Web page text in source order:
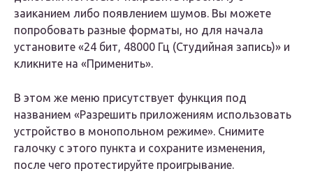
заиканием либо появлением шумов. Вы можете
попробовать разные форматы, но для начала
установите «24 бит, 48000 Гц (Студийная запись)» и
кликните на «Применить».
В этом же меню присутствует функция под
названием «Разрешить приложениям использовать
устройство в монопольном режиме». Снимите
галочку с этого пункта и сохраните изменения,
после чего протестируйте проигрывание.